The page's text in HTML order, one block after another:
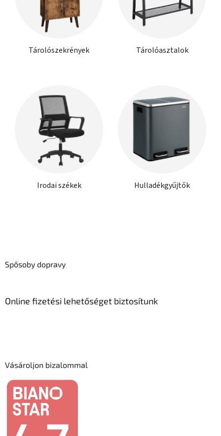
Tárolószekrények Tárolóasztalok
Irodai székek Hulladékgyűjtők
Spôsoby dopravy
Online fizetési lehetőséget biztosítunk
Vásároljon bizalommal